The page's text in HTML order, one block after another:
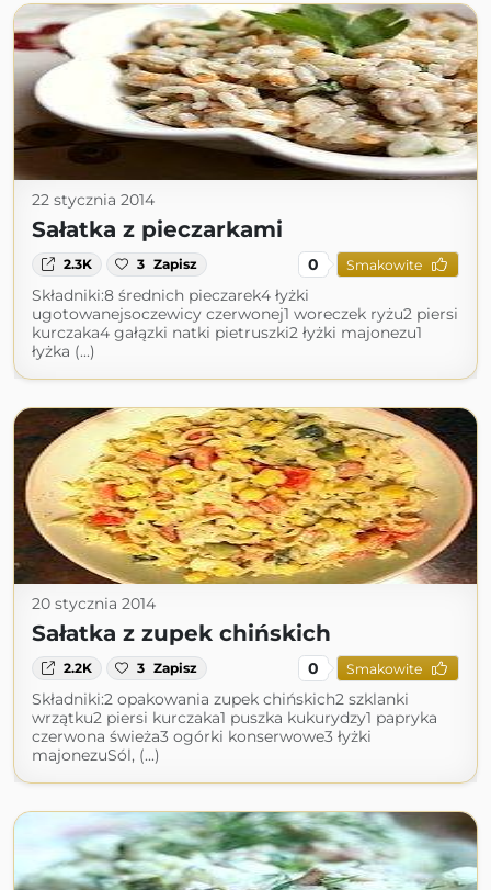
22 stycznia 2014
Sałatka z pieczarkami
2.3K 3 Zapisz 0 Smakowite
Składniki:8 średnich pieczarek4 łyżki
ugotowanejsoczewicy czerwonej1 woreczek ryżu2 piersi
kurczaka4 gałązki natki pietruszki2 łyżki majonezu1
łyżka (...)
20 stycznia 2014
Sałatka z zupek chińskich
2.2K 3 Zapisz 0 Smakowite
Składniki:2 opakowania zupek chińskich2 szklanki
wrzątku2 piersi kurczaka1 puszka kukurydzy1 papryka
czerwona świeża3 ogórki konserwowe3 łyżki
majonezuSól, (...)